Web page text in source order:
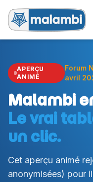
APERÇU
ANIMÉ
Forum
avril
Malambi
Le vrai
un clic.
Cet aperçu animé
anonymisées) pour